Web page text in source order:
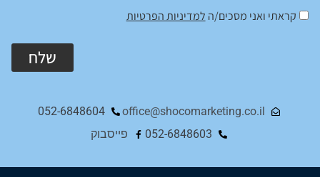
קראתי ואני מסכים/ה למדיניות הפרטיות
שלח
office@shocomarketing.co.il
052-6848604
052-6848603
פייסבוק